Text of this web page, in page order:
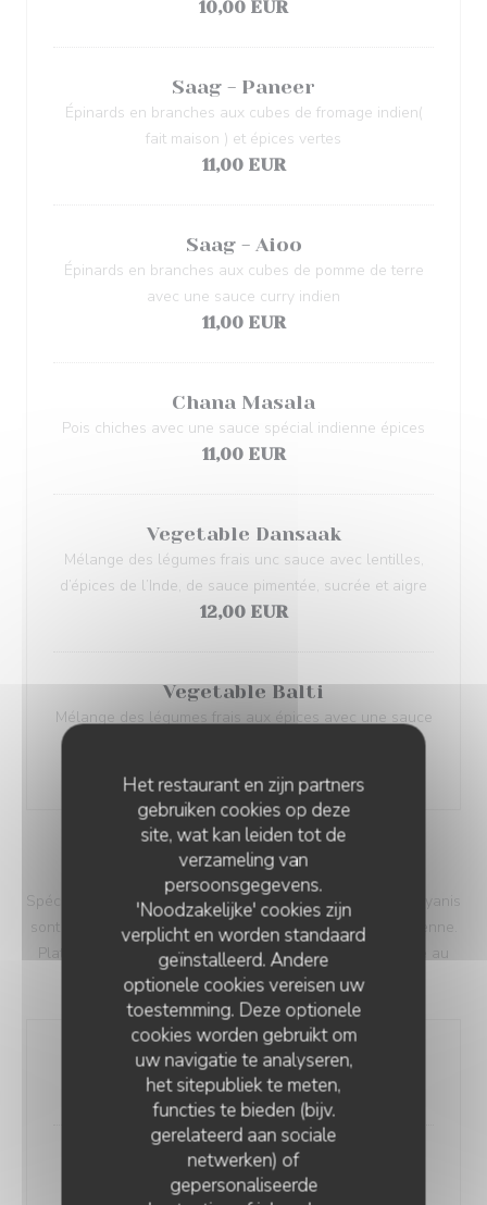
Het restaurant en zijn partners
gebruiken cookies op deze
site, wat kan leiden tot de
verzameling van
persoonsgegevens.
'Noodzakelijke' cookies zijn
verplicht en worden standaard
geïnstalleerd. Andere
optionele cookies vereisen uw
toestemming. Deze optionele
cookies worden gebruikt om
uw navigatie te analyseren,
het sitepubliek te meten,
functies te bieden (bijv.
gerelateerd aan sociale
netwerken) of
gepersonaliseerde
10,00 EUR
Saag - Paneer
Épinards en branches aux cubes de fromage indien(
fait maison ) et épices vertes
11,00 EUR
Saag - Aioo
Épinards en branches aux cubes de pomme de terre
avec une sauce curry indien
11,00 EUR
Chana Masala
Pois chiches avec une sauce spécial indienne épices
11,00 EUR
Vegetable Dansaak
Mélange des légumes frais unc sauce avec lentilles,
d’épices de l’Inde, de sauce pimentée, sucrée et aigre
12,00 EUR
Vegetable Balti
Mélange des légumes frais aux épices avec une sauce
BIRYANIS
Spécialités à base de riz basmati safrané, d’épices. Les biryanis
sont parmi les mets les plus populaires de la cuisine indienne.
Plats complets et copieux, ils sont servis avec une sauce au
curry ou raita (yaourt fait maison aux crudités)
Biryani Végétarien
14,00 EUR
Poulet Tikka Biryani
16,00 EUR